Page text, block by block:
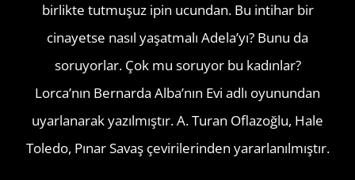
birlikte tutmuşuz ipin ucundan. Bu intihar bir
cinayetse nasıl yaşatmalı Adela’yı? Bunu da
soruyorlar. Çok mu soruyor bu kadınlar?
Lorca’nın Bernarda Alba’nın Evi adlı oyunundan
uyarlanarak yazılmıştır. A. Turan Oflazoğlu, Hale
Toledo, Pınar Savaş çevirilerinden yararlanılmıştır.